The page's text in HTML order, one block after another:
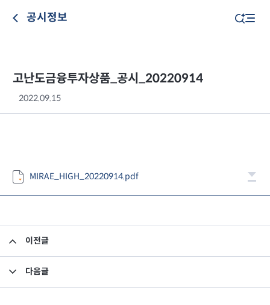
공시정보
고난도금융투자상품_공시_20220914
2022.09.15
MIRAE_HIGH_20220914.pdf
이전글
다음글